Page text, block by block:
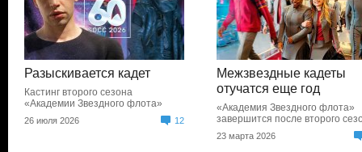
Разыскивается кадет
Кастинг второго сезона
«Академии Звездного флота»
26 июля 2026 12
Межзвездные кадеты
отучатся еще год
«Академия Звездного флота»
завершится после второго
23 марта 2026